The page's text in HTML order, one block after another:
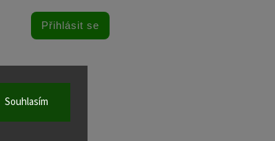
Souhlasím
Přihlásit se